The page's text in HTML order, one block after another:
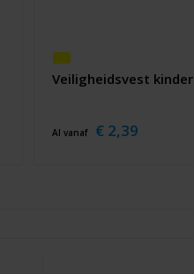
Veiligheidsvest
Al vanaf € 2,39